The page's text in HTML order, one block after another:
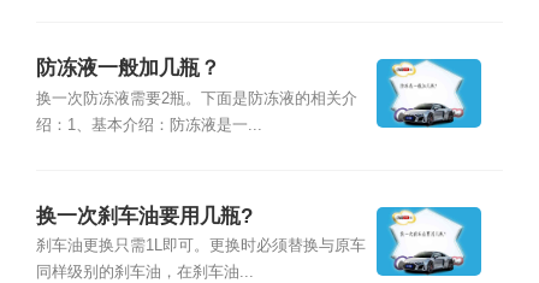
防冻液一般加几瓶？
换一次防冻液需要2瓶。下面是防冻液的相关介
绍：1、基本介绍：防冻液是一...
换一次刹车油要用几瓶?
刹车油更换只需1L即可。更换时必须替换与原车
同样级别的刹车油，在刹车油...